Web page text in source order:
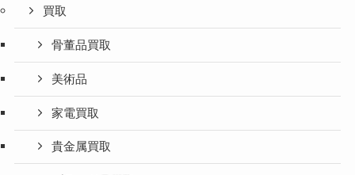
買取
骨董品買取
美術品
家電買取
貴金属買取